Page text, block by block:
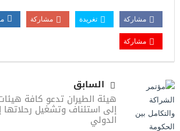
مشاركة تغريدة مشاركة
مشاركة
السابق
هيئة الطيران تدعو كافة
إلى استئناف وتشغيل
الدولي